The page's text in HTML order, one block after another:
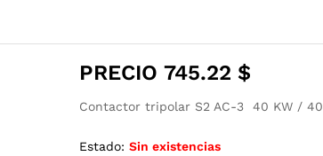
PRECIO745.22 $
Contactor tripolar S2 AC-3 40 KW /
Estado: Sin existencias